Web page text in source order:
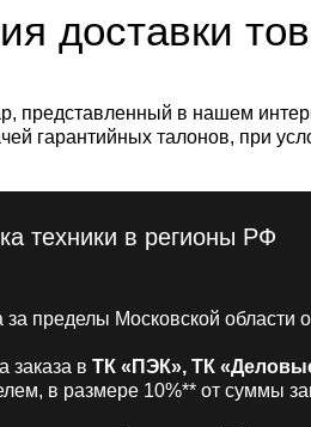
доставки
представленный в нашем
гарантийных талонов, при
техники в регионы РФ
за пределы Московской области
заказа в ТК «ПЭК», ТК
в размере 10%** от суммы